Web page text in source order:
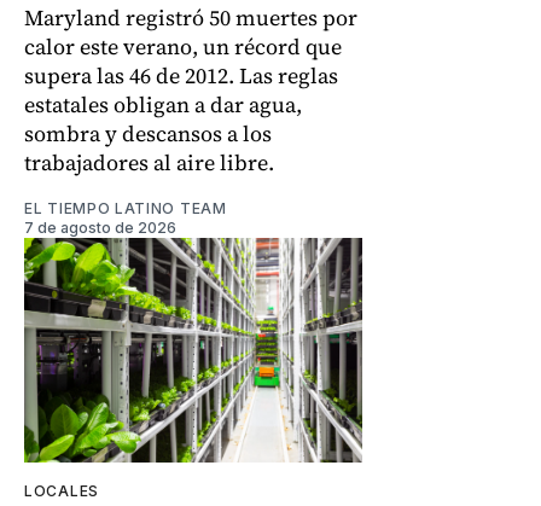
Maryland registró 50 muertes por
calor este verano, un récord que
supera las 46 de 2012. Las reglas
estatales obligan a dar agua,
sombra y descansos a los
trabajadores al aire libre.
EL TIEMPO LATINO TEAM
7 de agosto de 2026
LOCALES